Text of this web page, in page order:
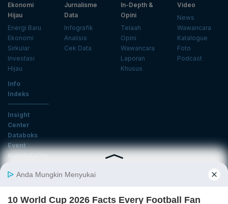
Ekonomi
Hijau
Energi Baru
Ekonomi
Sirkular
Investasi
Hijau
Jurnalisme
Data
Infografik
Analisis
Cek Data
In-Depth &
Opini
Telaah
Opini
Wawancara
Laporan
Khusus
Video
News
Wawancara
Katalogue
Foto
Podcast
Info
Indeks
Insight
Center
Databoks
Event
KatadataOto
Email